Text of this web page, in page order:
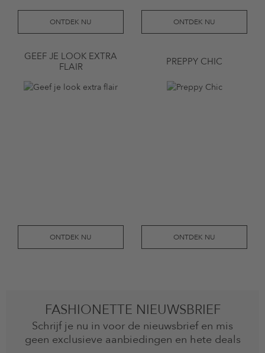
ONTDEK NU ONTDEK NU
GEEF JE LOOK EXTRA
FLAIR
ONTDEK NU
PREPPY CHIC
ONTDEK NU
FASHIONETTE NIEUWSBRIEF
Schrijf je nu in voor de nieuwsbrief en mis
geen exclusieve aanbiedingen en hete deals